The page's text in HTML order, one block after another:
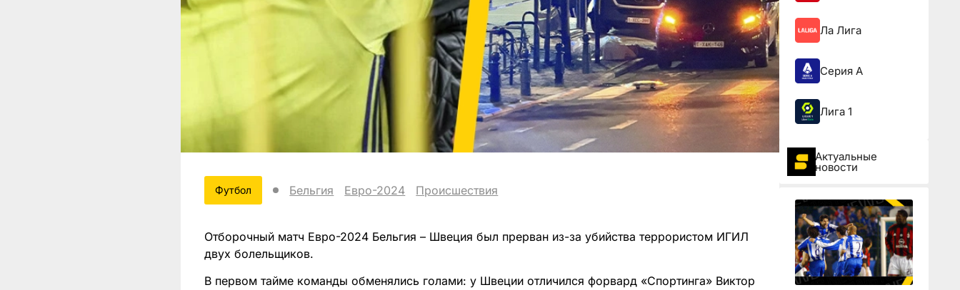
Футбол Бельгия Евро-2024 Происшествия
Отборочный матч Евро-2024 Бельгия – Швеция был прерван из-за убийства террористом ИГИЛ
двух болельщиков.
В первом тайме команды обменялись голами: у Швеции отличился форвард «Спортинга» Виктор
Ла Лига
Серия А
Лига 1
Актуальные
новости